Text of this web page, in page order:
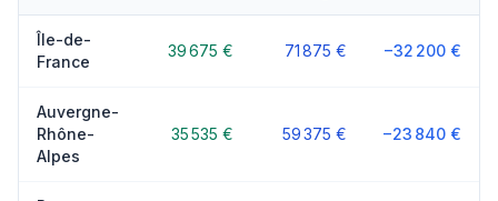
Île-de-
France
39 675 € 71 875 € −32 200 €
Auvergne-
Rhône-
Alpes
35 535 € 59 375 € −23 840 €